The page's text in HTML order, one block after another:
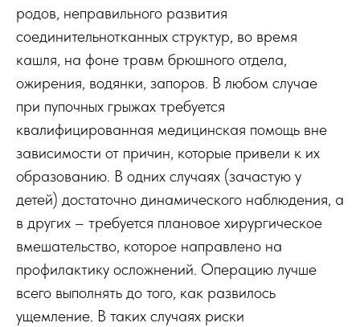
родов, неправильного развития
соединительнотканных структур, во время
кашля, на фоне травм брюшного отдела,
ожирения, водянки, запоров. В любом случае
при пупочных грыжах требуется
квалифицированная медицинская помощь вне
зависимости от причин, которые привели к их
образованию. В одних случаях (зачастую у
детей) достаточно динамического наблюдения, а
в других – требуется плановое хирургическое
вмешательство, которое направлено на
профилактику осложнений. Операцию лучше
всего выполнять до того, как развилось
ущемление. В таких случаях риски